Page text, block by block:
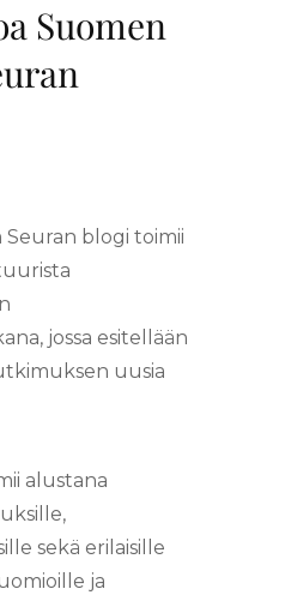
Suomen
blogi toimii
jossa esitellään
uusia
alustana
sekä erilaisille
ja